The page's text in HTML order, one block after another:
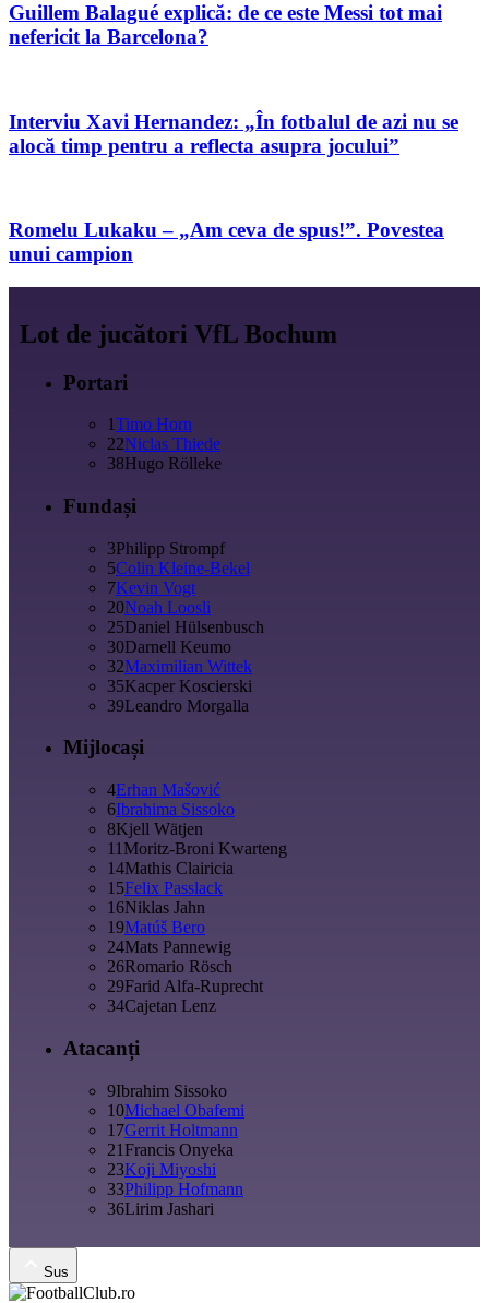
Guillem Balagué explică: de ce este Messi tot mai
nefericit la Barcelona?
Interviu Xavi Hernandez: „În fotbalul de azi nu se
alocă timp pentru a reflecta asupra jocului”
Romelu Lukaku – „Am ceva de spus!”. Povestea
unui campion
Lot de jucători VfL Bochum
Portari
1Timo Horn
22Niclas Thiede
38Hugo Rölleke
Fundași
3Philipp Strompf
5Colin Kleine-Bekel
7Kevin Vogt
20Noah Loosli
25Daniel Hülsenbusch
30Darnell Keumo
32Maximilian Wittek
35Kacper Koscierski
39Leandro Morgalla
Mijlocași
4Erhan Mašović
6Ibrahima Sissoko
8Kjell Wätjen
11Moritz-Broni Kwarteng
14Mathis Clairicia
15Felix Passlack
16Niklas Jahn
19Matúš Bero
24Mats Pannewig
26Romario Rösch
29Farid Alfa-Ruprecht
34Cajetan Lenz
Atacanți
9Ibrahim Sissoko
10Michael Obafemi
17Gerrit Holtmann
21Francis Onyeka
23Koji Miyoshi
33Philipp Hofmann
36Lirim Jashari
Sus